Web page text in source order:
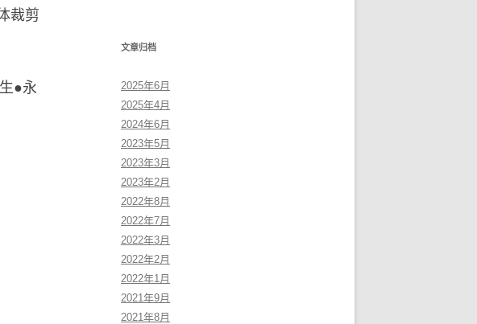
裁剪
●永
文章归档
2025年6月
2025年4月
2024年6月
2023年5月
2023年3月
2023年2月
2022年8月
2022年7月
2022年3月
2022年2月
2022年1月
2021年9月
2021年8月